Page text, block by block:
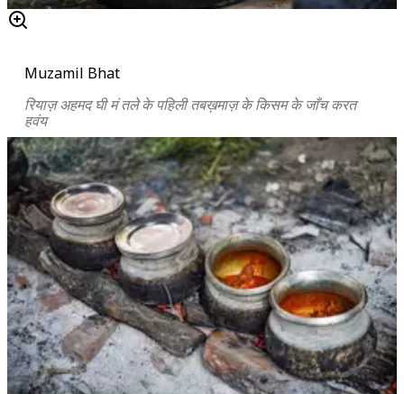
Muzamil Bhat
रियाज़ अहमद घी मं तले के पहिली तबख़माज़ के किसम के जाँच करत
हवंय